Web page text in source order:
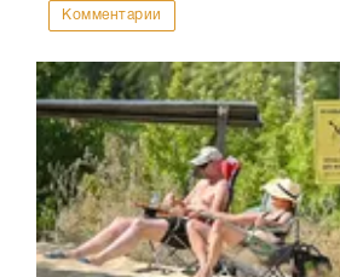
Комментарии